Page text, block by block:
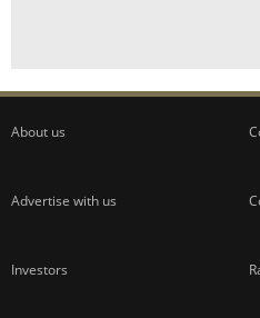
About us
Advertise with us
Investors